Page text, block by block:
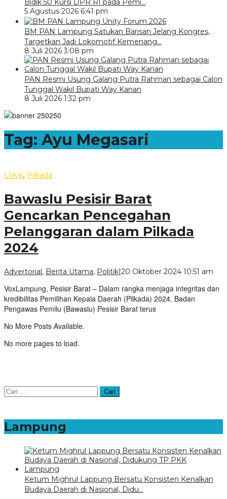
Bidik 50 Kursi DPR RI pada Pemi…
5 Agustus 2026 6:41 pm
BM PAN Lampung Satukan Barisan Jelang Kongres,
Targetkan Jadi Lokomotif Kemenang…
8 Juli 2026 3:08 pm
PAN Resmi Usung Galang Putra Rahman sebagai Calon
Tunggal Wakil Bupati Way Kanan
8 Juli 2026 1:32 pm
Tag: Ayu Megasari
Lokal , Pilkada
Bawaslu Pesisir Barat
Gencarkan Pencegahan
Pelanggaran dalam Pilkada
2024
Advertorial, Berita Utama, Politik|20 Oktober 2024 10:51 am
VoxLampung, Pesisir Barat – Dalam rangka menjaga integritas dan
kredibilitas Pemilihan Kepala Daerah (Pilkada) 2024, Badan
Pengawas Pemilu (Bawaslu) Pesisir Barat terus
No More Posts Available.
No more pages to load.
Cari
untuk:
Lampung
Ketum Mighrul Lappung Bersatu Konsisten Kenalkan
Budaya Daerah di Nasional, Didu…